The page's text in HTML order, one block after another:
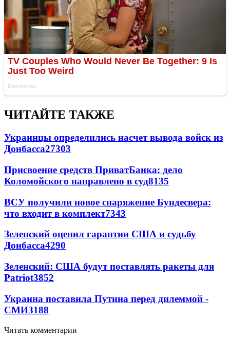
ЧИТАЙТЕ ТАКЖЕ
Украинцы определились насчет вывода войск из
Донбасса27303
Присвоение средств ПриватБанка: дело
Коломойского направлено в суд8135
ВСУ получили новое снаряжение Бундесвера:
что входит в комплект7343
Зеленский оценил гарантии США и судьбу
Донбасса4290
Зеленский: США будут поставлять ракеты для
Patriot3852
Украина поставила Путина перед дилеммой -
СМИ3188
Читать комментарии